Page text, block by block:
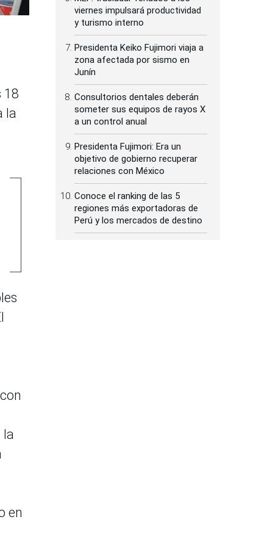
18
la
la
en
viernes impulsará productividad
y turismo interno
Presidenta Keiko Fujimori viaja a
zona afectada por sismo en
Junín
Consultorios dentales deberán
someter sus equipos de rayos X
a un control anual
Presidenta Fujimori: Era un
objetivo de gobierno recuperar
relaciones con México
Conoce el ranking de las 5
regiones más exportadoras de
Perú y los mercados de destino